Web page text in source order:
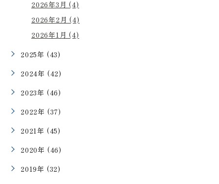
2026年3月 (4)
2026年2月 (4)
2026年1月 (4)
2025年 (43)
2024年 (42)
2023年 (46)
2022年 (37)
2021年 (45)
2020年 (46)
2019年 (32)